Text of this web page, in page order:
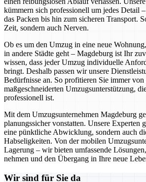
kümmern sich professionell um jedes Detail
das Packen bis hin zum sicheren Transport.
Zeit, sondern auch Nerven.
Ob es um den Umzug in eine neue
in andere Städte geht – Magdeburg ist Ihr
wissen, dass jeder Umzug individuelle
bringt. Deshalb passen wir unsere
Bedürfnisse an. So profitieren Sie immer von
maßgeschneiderten Umzugsunterstützung,
professionell ist.
Mit dem Umzugsunternehmen Magdeburg
planungssicher vonstatten. Unsere Experten
eine pünktliche Abwicklung, sondern auch
Habseligkeiten. Von der mobilen
Lagerung – wir bieten umfassende
nehmen und den Übergang in Ihre neue
Wir sind für Sie da